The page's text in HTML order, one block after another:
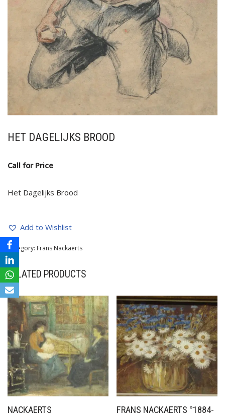
HET DAGELIJKS BROOD
Call for Price
Het Dagelijks Brood
Add to Wishlist
Category: Frans Nackaerts
RELATED PRODUCTS
NACKAERTS
FRANS NACKAERTS °1884-